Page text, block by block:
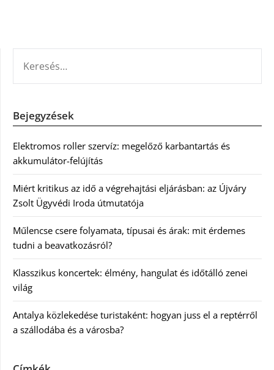
Bejegyzések
Elektromos roller szervíz: megelőző karbantartás és
akkumulátor-felújítás
Miért kritikus az idő a végrehajtási eljárásban: az Újváry
Zsolt Ügyvédi Iroda útmutatója
Műlencse csere folyamata, típusai és árak: mit érdemes
tudni a beavatkozásról?
Klasszikus koncertek: élmény, hangulat és időtálló zenei
világ
Antalya közlekedése turistaként: hogyan juss el a reptérről
a szállodába és a városba?